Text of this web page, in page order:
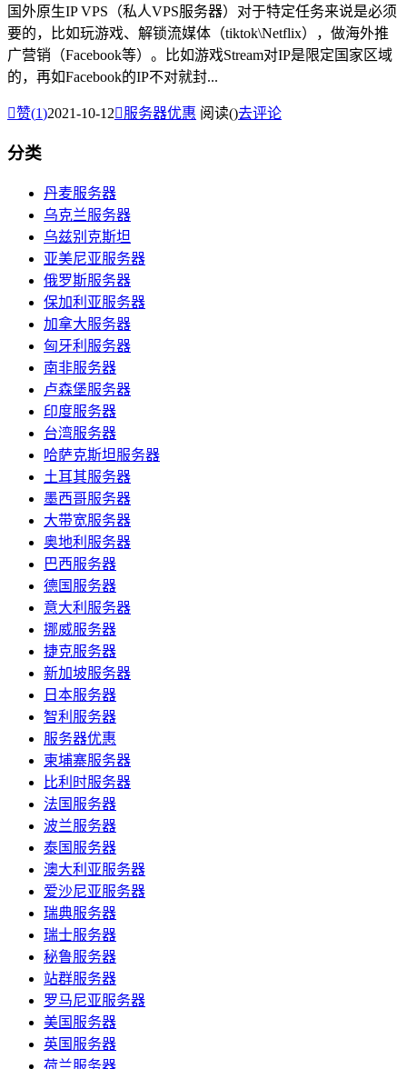
国外原生IP VPS（私人VPS服务器）对于特定任务来说是必须
要的，比如玩游戏、解锁流媒体（tiktok\Netflix），做海外推
广营销（Facebook等）。比如游戏Stream对IP是限定国家区域
的，再如Facebook的IP不对就封...
赞(1)2021-10-12服务器优惠 阅读()去评论
分类
丹麦服务器
乌克兰服务器
乌兹别克斯坦
亚美尼亚服务器
俄罗斯服务器
保加利亚服务器
加拿大服务器
匈牙利服务器
南非服务器
卢森堡服务器
印度服务器
台湾服务器
哈萨克斯坦服务器
土耳其服务器
墨西哥服务器
大带宽服务器
奥地利服务器
巴西服务器
德国服务器
意大利服务器
挪威服务器
捷克服务器
新加坡服务器
日本服务器
智利服务器
服务器优惠
柬埔寨服务器
比利时服务器
法国服务器
波兰服务器
泰国服务器
澳大利亚服务器
爱沙尼亚服务器
瑞典服务器
瑞士服务器
秘鲁服务器
站群服务器
罗马尼亚服务器
美国服务器
英国服务器
荷兰服务器